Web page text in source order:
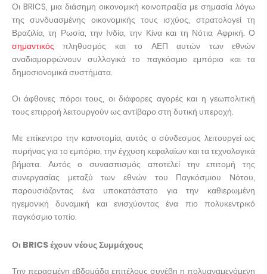
Οι BRICS, μια διάσημη οικονομική κοινοπραξία με σημασία λόγω
της συνδυασμένης οικονομικής τους ισχύος, στρατολογεί τη
Βραζιλία, τη Ρωσία, την Ινδία, την Κίνα και τη Νότια Αφρική. Ο
σημαντικός πληθυσμός και το ΑΕΠ αυτών των εθνών
αναδιαμορφώνουν συλλογικά το παγκόσμιο εμπόριο και τα
δημοσιονομικά συστήματα.
Οι άφθονες πόροι τους, οι διάφορες αγορές και η γεωπολιτική
τους επιρροή λειτουργούν ως αντίβαρο στη δυτική υπεροχή.
Με επίκεντρο την καινοτομία, αυτός ο σύνδεσμος λειτουργεί ως
πυρήνας για το εμπόριο, την έγχυση κεφαλαίων και τα τεχνολογικά
βήματα. Αυτός ο συνασπισμός αποτελεί την επιτομή της
συνεργασίας μεταξύ των εθνών του Παγκόσμιου Νότου,
παρουσιάζοντας ένα υποκατάστατο για την καθιερωμένη
ηγεμονική δυναμική και ενισχύοντας ένα πιο πολυκεντρικό
παγκόσμιο τοπίο.
Οι BRICS έχουν νέους Συμμάχους
Την περασμένη εβδομάδα επιτέλους συνέβη η πολυαναμενόμενη